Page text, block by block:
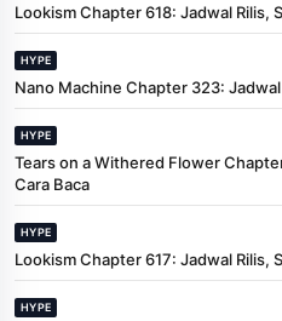
Lookism Chapter 618: Jadwal Rilis,
HYPE
Nano Machine Chapter 323:
HYPE
Tears on a Withered Flower
Cara Baca
HYPE
Lookism Chapter 617: Jadwal Rilis,
HYPE